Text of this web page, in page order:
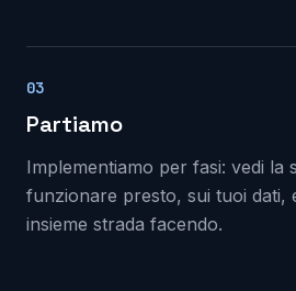
03
Partiamo
Implementiamo per fasi: vedi la
funzionare presto, sui tuoi dati,
insieme strada facendo.